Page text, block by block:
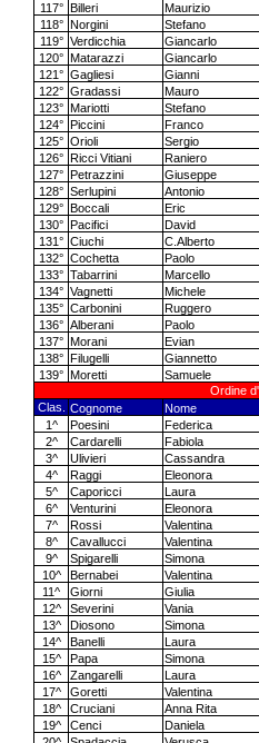
117° Billeri
Maurizio
118° Norgini
Stefano
119° Verdicchia
Giancarlo
120° Matarazzi
Giancarlo
121° Gagliesi
Gianni
122° Gradassi
Mauro
123° Mariotti
Stefano
124° Piccini
Franco
125° Orioli
Sergio
126° Ricci Vitiani
Raniero
127° Petrazzini
Giuseppe
128° Serlupini
Antonio
129° Boccali
Eric
130° Pacifici
David
131° Ciuchi
C.Alberto
132° Cochetta
Paolo
133° Tabarrini
Marcello
134° Vagnetti
Michele
135° Carbonini
Ruggero
136° Alberani
Paolo
137° Morani
Evian
138° Filugelli
Giannetto
139° Moretti
Samuele
Ordine
Clas.
Cognome
Nome
1^
Poesini
Federica
2^
Cardarelli
Fabiola
3^
Ulivieri
Cassandra
4^
Raggi
Eleonora
5^
Caporicci
Laura
6^
Venturini
Eleonora
7^
Rossi
Valentina
8^
Cavallucci
Valentina
9^
Spigarelli
Simona
10^
Bernabei
Valentina
11^
Giorni
Giulia
12^
Severini
Vania
13^
Diosono
Simona
14^
Banelli
Laura
15^
Papa
Simona
16^
Zangarelli
Laura
17^
Goretti
Valentina
18^
Cruciani
Anna Rita
19^
Cenci
Daniela